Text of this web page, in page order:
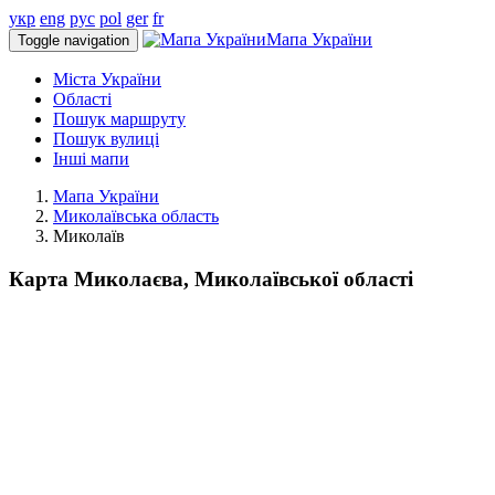
укр eng рус pol ger fr
Toggle navigation Мапа України
Міста України
Області
Пошук маршруту
Пошук вулиці
Інші мапи
Мапа України
Миколаївська область
Миколаїв
Карта Миколаєва, Миколаївської області